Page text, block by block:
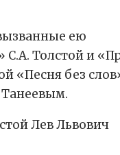
ею
С.А. Толстой и
«Песня без
Лев Львович